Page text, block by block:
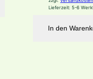
Lieferzeit:5-6
In den